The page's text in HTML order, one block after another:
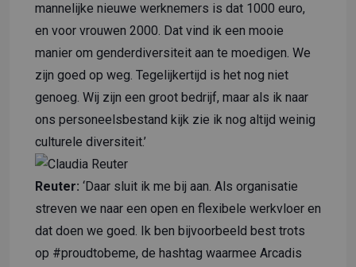
mannelijke nieuwe werknemers is dat 1000 euro,
en voor vrouwen 2000. Dat vind ik een mooie
manier om genderdiversiteit aan te moedigen. We
zijn goed op weg. Tegelijkertijd is het nog niet
genoeg. Wij zijn een groot bedrijf, maar als ik naar
ons personeelsbestand kijk zie ik nog altijd weinig
culturele diversiteit.’
Reuter: ‘Daar sluit ik me bij aan. Als organisatie
streven we naar een open en flexibele werkvloer en
dat doen we goed. Ik ben bijvoorbeeld best trots
op #proudtobeme, de hashtag waarmee Arcadis